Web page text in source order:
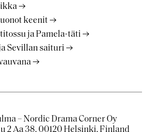
keenit
ja Pamela-täti
Sevillan saituri
– Nordic Drama Corner Oy
2 Aa 38, 00120 Helsinki, Finland